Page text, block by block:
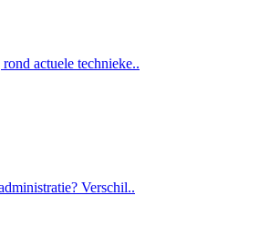
actuele technieke..
Verschil..